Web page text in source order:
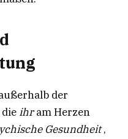
der
die ihram Herzen
Gesundheit,